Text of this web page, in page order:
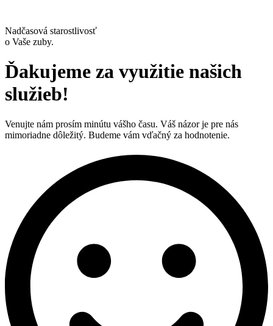
Nadčasová starostlivosť
o Vaše zuby.
Ďakujeme za využitie našich
služieb!
Venujte nám prosím minútu vášho času. Váš názor je pre nás
mimoriadne dôležitý. Budeme vám vďačný za hodnotenie.